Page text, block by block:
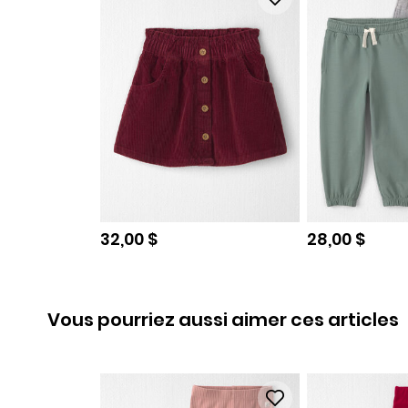
Prix de solde
32,00 $ Prix de solde
28,00 $
Vous pourriez aussi aimer ces articles